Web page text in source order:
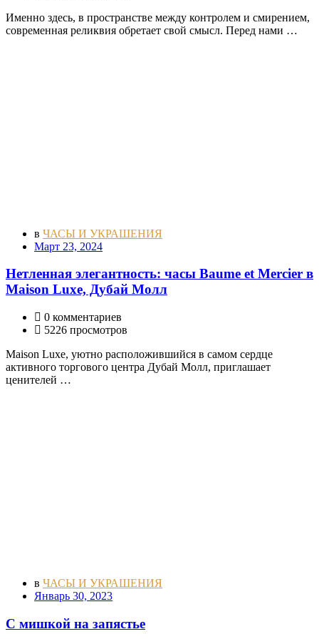
Именно здесь, в пространстве между контролем и смирением,
современная реликвия обретает свой смысл. Перед нами …
в ЧАСЫ И УКРАШЕНИЯ
Март 23, 2024
Нетленная элегантность: часы Baume et Mercier в
Maison Luxe, Дубай Молл
0 комментариев
5226 просмотров
Maison Luxe, уютно расположившийся в самом сердце
активного торгового центра Дубай Молл, приглашает
ценителей …
в ЧАСЫ И УКРАШЕНИЯ
Январь 30, 2023
С мишкой на запястье